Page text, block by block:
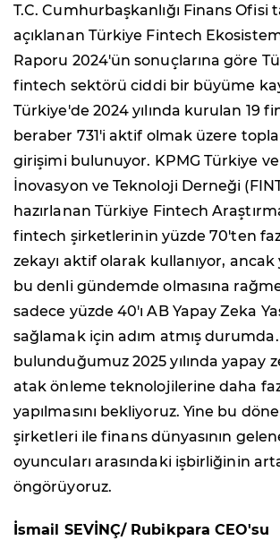
T.C. Cumhurbaşkanlığı Finans Ofisi
açıklanan Türkiye Fintech
Raporu 2024'ün sonuçlarına göre
fintech sektörü ciddi bir büyüme
Türkiye'de 2024 yılında kurulan 19
beraber 731'i aktif olmak üzere
girişimi bulunuyor. KPMG Türkiye
İnovasyon ve Teknoloji Derneği
hazırlanan Türkiye Fintech
fintech şirketlerinin yüzde 70'ten
zekayı aktif olarak kullanıyor, ancak
bu denli gündemde olmasına
sadece yüzde 40'ı AB Yapay Zeka
sağlamak için adım atmış
bulunduğumuz 2025 yılında yapay
atak önleme teknolojilerine daha
yapılmasını bekliyoruz. Yine bu
şirketleri ile finans dünyasının
oyuncuları arasındaki işbirliğinin
öngörüyoruz.
İsmail SEVİNÇ/ Rubikpara CEO'su